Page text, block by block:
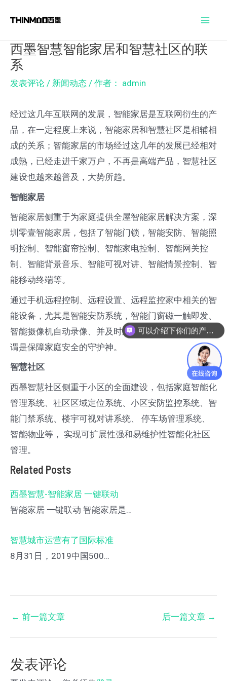
西墨智慧智能家居和智慧社区的联
系
发表评论 / 新闻动态 / 作者： admin
经过这几年互联网的发展，智能家居是互联网衍生的产
品，在一定程度上来说，智能家居和智慧社区是相辅相
成的关系；智能家居的市场经过这几年的发展已经相对
成熟，已经走进千家万户，不再是高端产品，智慧社区
建设也越来越普及，大势所趋。
智能家居
智能家居侧重于为家庭提供全屋智能家居解决方案，深
圳零壹智能家居，包括了智能门锁，智能安防、智能照
明控制、智能窗帘控制、智能家电控制、智能网关控
制、智能背景音乐、智能可视对讲、智能情景控制、智
能移动终端等。
通过手机远程控制、远程设置、远程监控家中相关的智
能设备，尤其是智能安防系统，智能门窗磁一触即发、
智能摄像机自动录像、并及时远程报警给家庭主人，可
谓是保障家庭安全的守护神。
智慧社区
西墨智慧社区侧重于小区的全面建设，包括家庭智能化
管理系统、社区区域定位系统、小区安防监控系统、智
能门禁系统、楼宇可视对讲系统、 停车场管理系统、
智能物业等， 实现可扩展性强和易维护性智能化社区
管理。
Related Posts
西墨智慧-智能家居 一键联动
智能家居 一键联动 智能家居是…
智慧城市运营有了国际标准
8月31日，2019中国500…
navigation
← 前一篇文章 后一篇文章 →
发表评论
可以介绍下你们的产品么